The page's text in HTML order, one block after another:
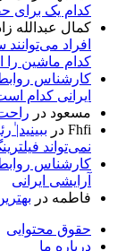
کدام یک برای
کمال عبدالله
کدام ماشین را
کارشناس
ایرانی کدام
مسعود در
Fhfi در
نمی‌تواند
کارشناس
آرایشی ایرانی
فاطمه در
حقوق محتوایی
درباره ما